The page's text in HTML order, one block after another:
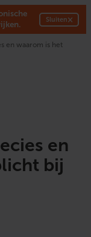
Sluiten×
en waarom is het
en
bij